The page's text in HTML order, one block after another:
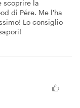
scoprire la
di Pére. Me l'ha
Lo consiglio